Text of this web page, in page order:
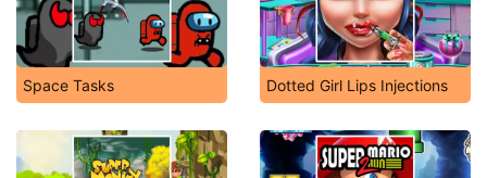
Space Tasks Dotted Girl Lips Injections